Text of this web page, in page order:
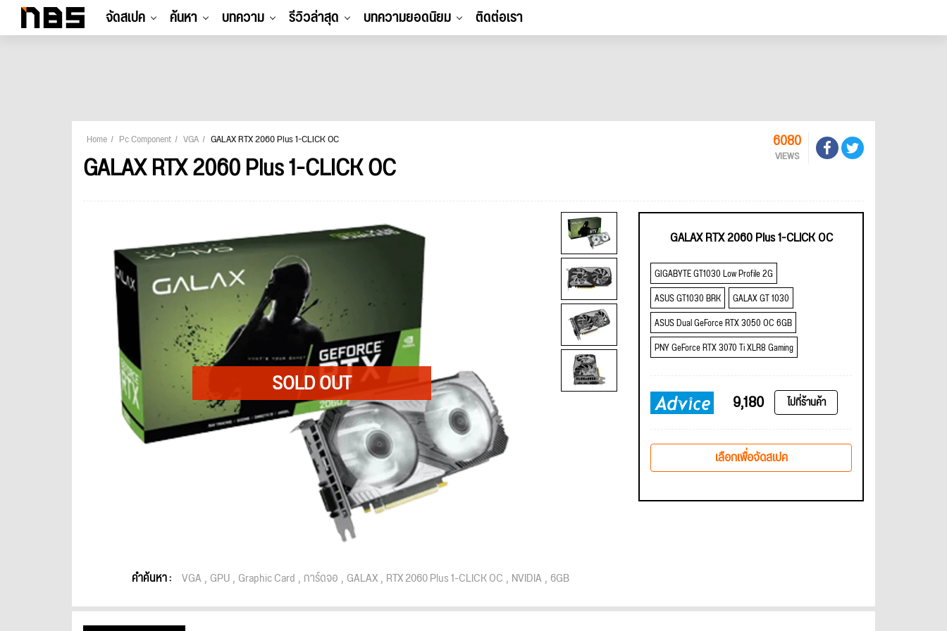
จัดสเปค ค้นหา บทความ รีวิวล่าสุด บทความยอดนิยม ติดต่อเรา
Home Pc Component VGA GALAX RTX 2060 Plus 1-CLICK OC
GALAX RTX 2060 Plus 1-CLICK OC
6080
VIEWS
คำค้นหา : VGA GPU Graphic Card การ์ดจอ GALAX RTX 2060 Plus 1-CLICK OC NVIDIA 6GB
GALAX RTX 2060 Plus 1-CLICK OC
GIGABYTE GT1030 Low Profile 2G
ASUS GT1030 BRK
GALAX GT 1030
ASUS Dual GeForce RTX 3050 OC 6GB
PNY GeForce RTX 3070 Ti XLR8 Gaming
9,180 ไปที่ร้านค้า
เลือกเพื่อจัดสเปค